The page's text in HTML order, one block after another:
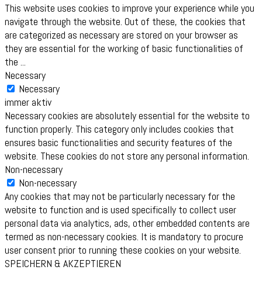
This website uses cookies to improve your experience while you
navigate through the website. Out of these, the cookies that
are categorized as necessary are stored on your browser as
they are essential for the working of basic functionalities of
the ...
Necessary
Necessary
immer aktiv
Necessary cookies are absolutely essential for the website to
function properly. This category only includes cookies that
ensures basic functionalities and security features of the
website. These cookies do not store any personal information.
Non-necessary
Non-necessary
Any cookies that may not be particularly necessary for the
website to function and is used specifically to collect user
personal data via analytics, ads, other embedded contents are
termed as non-necessary cookies. It is mandatory to procure
user consent prior to running these cookies on your website.
SPEICHERN & AKZEPTIEREN